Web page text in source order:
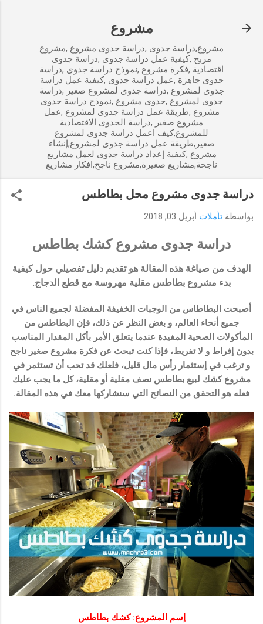
مشروع
مشروع,دراسة جدوى ,دراسة جدوى مشروع ,مشروع
مربح ,كيفية عمل دراسة جدوى ,دراسة جدوى
اقتصادية ,فكرة مشروع ,نموذج دراسة جدوى ,دراسة
جدوى جاهزة ,عمل دراسة جدوى ,كيفية عمل دراسة
جدوى لمشروع ,دراسة جدوى لمشروع صغير ,دراسة
جدوى لمشروع ,جدوى مشروع ,نموذج دراسة جدوى
مشروع ,طريقة عمل دراسة جدوى لمشروع ,عمل
مشروع صغير ,دراسة الجدوى الاقتصادية
للمشروع,كيف اعمل دراسة جدوى لمشروع
صغير,طريقة عمل دراسة جدوى لمشروع,إنشاء
مشروع ,كيفية إعداد دراسة جدوى لعمل مشاريع
ناجحة,مشاريع صغيرة,مشروع ناجح,افكار مشاريع
دراسة جدوى مشروع محل بطاطس
بواسطة تأملات أبريل 03, 2018
دراسة جدوى مشروع كشك بطاطس
الهدف من صياغة هذه المقالة هو تقديم دليل تفصيلي حول كيفية
بدء مشروع بطاطس مقلية مهروسة مع قطع الدجاج.
أصبحت البطاطاس من الوجبات الخفيفة المفضلة لجميع الناس في
جميع أنحاء العالم، و بغض النظر عن ذلك، فإن البطاطس من
المأكولات الصحية المفيدة عندما يتعلق الأمر بأكل المقدار المناسب
بدون إفراط و لا تفريط، فإذا كنت تبحث عن فكرة مشروع صغير ناجح
و ترغب في إستثمار رأس مال قليل، فلعلك قد تحب أن تستثمر في
مشروع كشك لبيع بطاطس نصف مقلية أو مقلية، كل ما يجب عليك
فعله هو التحقق من النصائح التي سنشاركها معك في هذه المقالة.
إسم المشروع: كشك بطاطس